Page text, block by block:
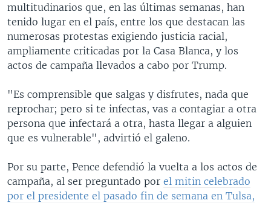
multitudinarios que, en las últimas semanas, han
tenido lugar en el país, entre los que destacan las
numerosas protestas exigiendo justicia racial,
ampliamente criticadas por la Casa Blanca, y los
actos de campaña llevados a cabo por Trump.
"Es comprensible que salgas y disfrutes, nada que
reprochar; pero si te infectas, vas a contagiar a otra
persona que infectará a otra, hasta llegar a alguien
que es vulnerable", advirtió el galeno.
Por su parte, Pence defendió la vuelta a los actos de
campaña, al ser preguntado por el mitin celebrado
por el presidente el pasado fin de semana en Tulsa,